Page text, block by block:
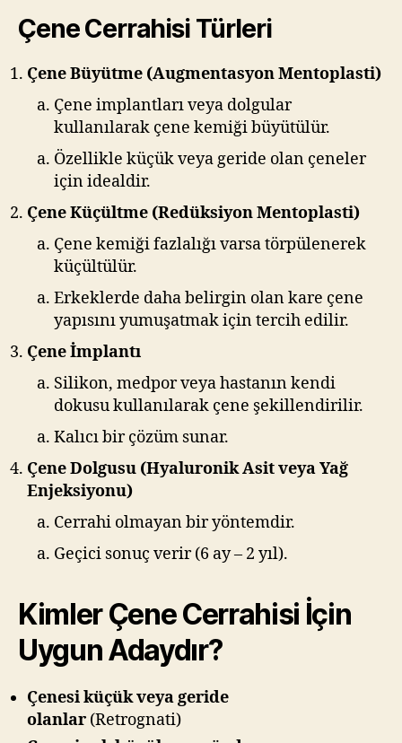
Çene Cerrahisi Türleri
Çene Büyütme (Augmentasyon Mentoplasti)
Çene implantları veya dolgular
kullanılarak çene kemiği büyütülür.
Özellikle küçük veya geride olan çeneler
için idealdir.
Çene Küçültme (Redüksiyon Mentoplasti)
Çene kemiği fazlalığı varsa törpülenerek
küçültülür.
Erkeklerde daha belirgin olan kare çene
yapısını yumuşatmak için tercih edilir.
Çene İmplantı
Silikon, medpor veya hastanın kendi
dokusu kullanılarak çene şekillendirilir.
Kalıcı bir çözüm sunar.
Çene Dolgusu (Hyaluronik Asit veya Yağ
Enjeksiyonu)
Cerrahi olmayan bir yöntemdir.
Geçici sonuç verir (6 ay – 2 yıl).
Kimler Çene Cerrahisi İçin
Uygun Adaydır?
Çenesi küçük veya geride
olanlar (Retrognati)